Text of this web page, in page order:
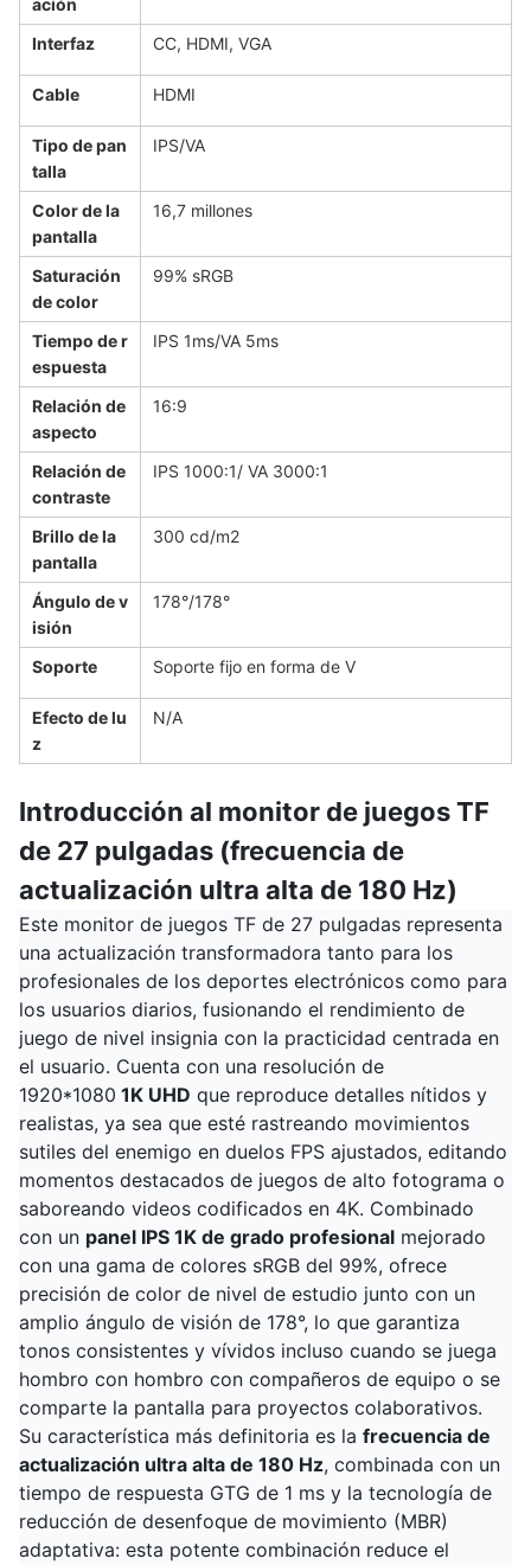
ación
Interfaz
CC, HDMI, VGA
Cable HDMI
Tipo de pan
talla
IPS/VA
Color de la
pantalla
16,7 millones
Saturación
de color
99% sRGB
Tiempo de r
espuesta
IPS 1ms/VA 5ms
Relación de
aspecto
16:9
Relación de
contraste
IPS 1000:1/ VA 3000:1
Brillo de la
pantalla
300 cd/m2
Ángulo de v
isión
178°/178°
Soporte Soporte fijo en forma de V
Efecto de lu
z
N/A
Introducción al monitor de juegos TF
de 27 pulgadas (frecuencia de
actualización ultra alta de 180 Hz)
Este monitor de juegos TF de 27 pulgadas representa
una actualización transformadora tanto para los
profesionales de los deportes electrónicos como para
los usuarios diarios, fusionando el rendimiento de
juego de nivel insignia con la practicidad centrada en
el usuario. Cuenta con una resolución de
1920*1080 1K UHD que reproduce detalles nítidos y
realistas, ya sea que esté rastreando movimientos
sutiles del enemigo en duelos FPS ajustados, editando
momentos destacados de juegos de alto fotograma o
saboreando videos codificados en 4K. Combinado
con un panel IPS 1K de grado profesional mejorado
con una gama de colores sRGB del 99%, ofrece
precisión de color de nivel de estudio junto con un
amplio ángulo de visión de 178°, lo que garantiza
tonos consistentes y vívidos incluso cuando se juega
hombro con hombro con compañeros de equipo o se
comparte la pantalla para proyectos colaborativos.
Su característica más definitoria es la frecuencia de
actualización ultra alta de 180 Hz, combinada con un
tiempo de respuesta GTG de 1 ms y la tecnología de
reducción de desenfoque de movimiento (MBR)
adaptativa: esta potente combinación reduce el